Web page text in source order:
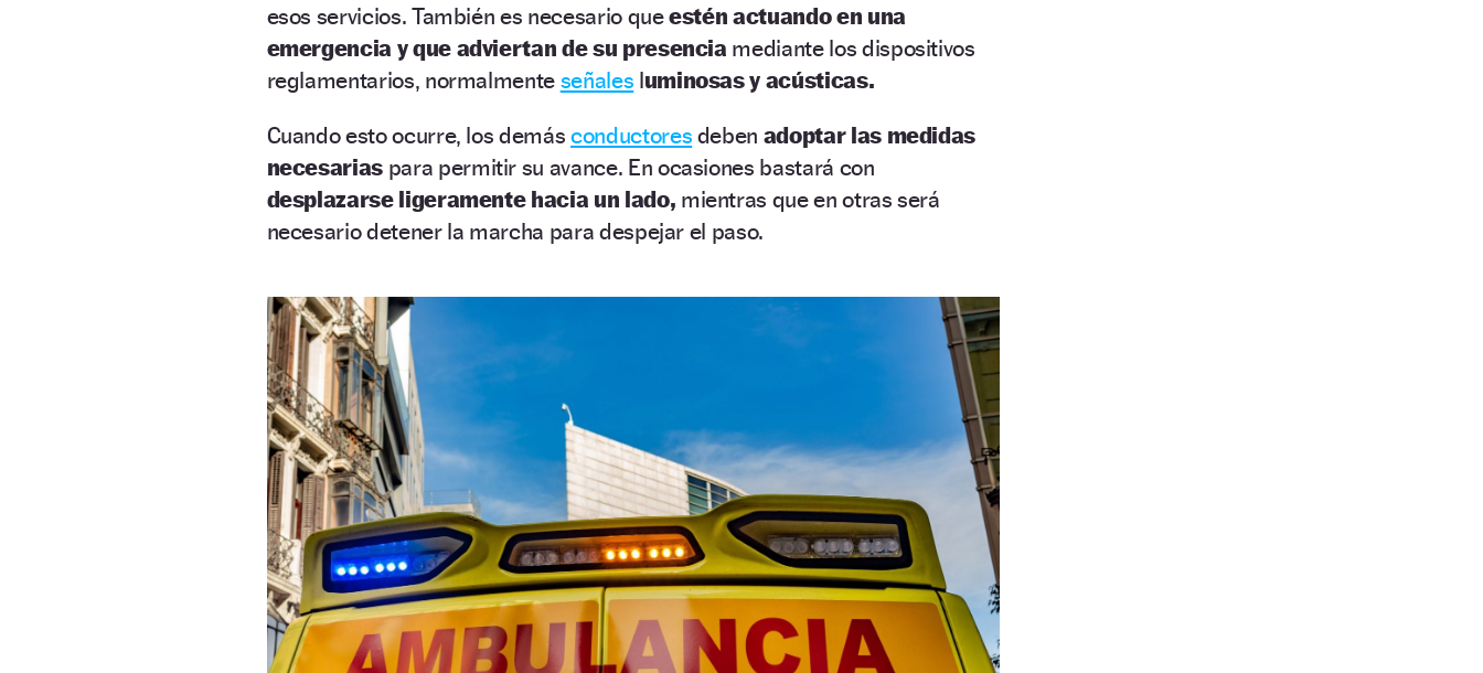
esos servicios. También es necesario queestén actuando en una
emergencia y que adviertan de su presencia mediante los dispositivos
reglamentarios, normalmente señales luminosas y acústicas.
Cuando esto ocurre, los demás conductores deben adoptar las medidas
necesarias para permitir su avance. En ocasiones bastará con
desplazarse ligeramente hacia un lado, mientras que en otras será
necesario detener la marcha para despejar el paso.